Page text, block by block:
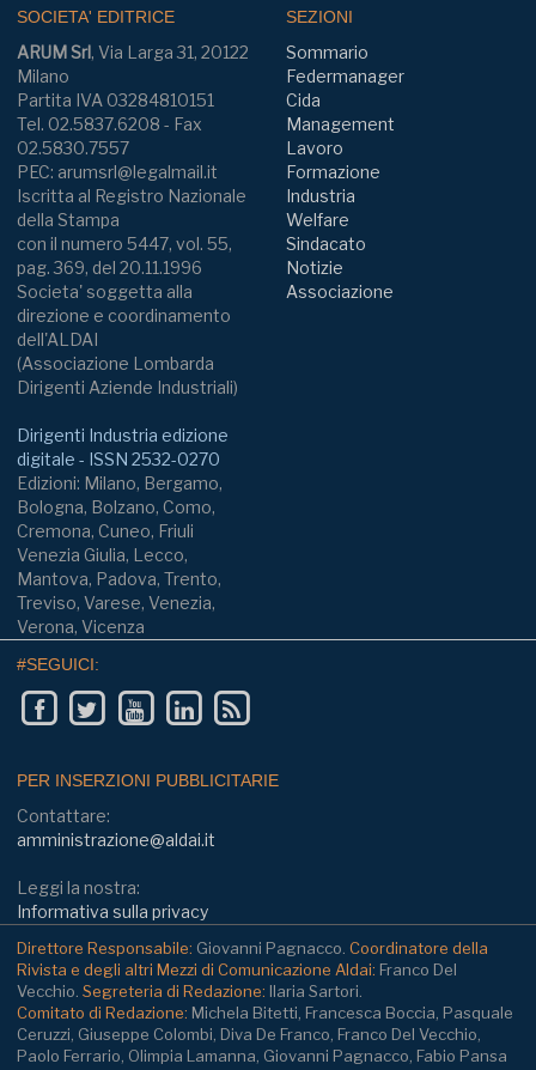
SOCIETA' EDITRICE
ARUM Srl, Via Larga 31, 20122
Milano
Partita IVA 03284810151
Tel. 02.5837.6208 - Fax
02.5830.7557
PEC: arumsrl@legalmail.it
Iscritta al Registro Nazionale
della Stampa
con il numero 5447, vol. 55,
pag. 369, del 20.11.1996
Societa' soggetta alla
direzione e coordinamento
dell'ALDAI
(Associazione Lombarda
Dirigenti Aziende Industriali)
Dirigenti Industria edizione
digitale - ISSN 2532-0270
Edizioni: Milano, Bergamo,
Bologna, Bolzano, Como,
Cremona, Cuneo, Friuli
Venezia Giulia, Lecco,
Mantova, Padova, Trento,
Treviso, Varese, Venezia,
Verona, Vicenza
SEZIONI
Sommario
Federmanager
Cida
Management
Lavoro
Formazione
Industria
Welfare
Sindacato
Notizie
Associazione
#SEGUICI:
PER INSERZIONI PUBBLICITARIE
Contattare:
amministrazione@aldai.it
Leggi la nostra:
Informativa sulla privacy
Direttore Responsabile: Giovanni Pagnacco. Coordinatore della
Rivista e degli altri Mezzi di Comunicazione Aldai: Franco Del
Vecchio. Segreteria di Redazione: Ilaria Sartori.
Comitato di Redazione: Michela Bitetti, Francesca Boccia, Pasquale
Ceruzzi, Giuseppe Colombi, Diva De Franco, Franco Del Vecchio,
Paolo Ferrario, Olimpia Lamanna, Giovanni Pagnacco, Fabio Pansa